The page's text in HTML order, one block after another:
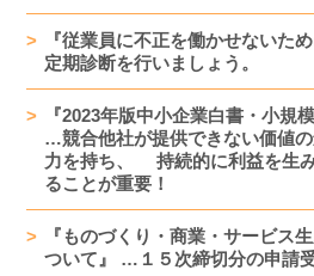
『従業員に不正を働かせないた
定期診断を行いましょう。
『2023年版中小企業白書・小規
…競合他社が提供できない価値
力を持ち、 持続的に利益を生
ることが重要！
『ものづくり・商業・サービス
ついて』 …１５次締切分の申請